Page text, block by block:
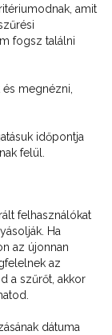
amit
fogsz találni
megnézni,
időpontja
felül.
felhasználókat
Ha
az újonnan
az
a szűrőt, akkor
dátuma